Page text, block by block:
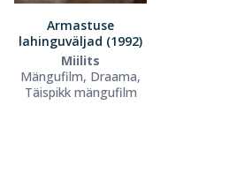
Armastuse
lahinguväljad (1992)
Miilits
Mängufilm, Draama,
Täispikk mängufilm